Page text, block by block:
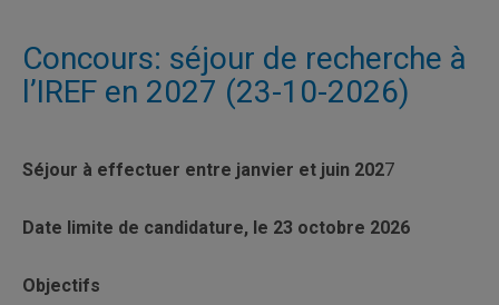
Concours: séjour de recherche à
l’IREF en 2027 (23-10-2026)
Séjour à effectuer entre janvier et juin 2027
Date limite de candidature, le 23 octobre 2026
Objectifs